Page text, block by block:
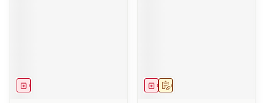
Geneesmiddel Op voorschrift
Geneesmiddel